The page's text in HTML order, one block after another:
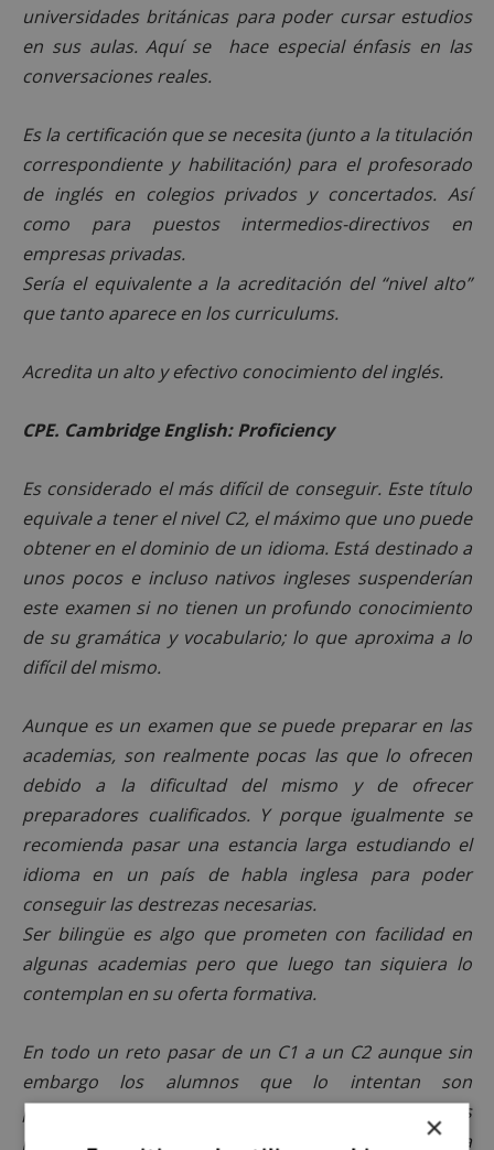
universidades británicas para poder cursar estudios
en sus aulas. Aquí se hace especial énfasis en las
conversaciones reales.
Es la certificación que se necesita (junto a la titulación
correspondiente y habilitación) para el profesorado
de inglés en colegios privados y concertados. Así
como para puestos intermedios-directivos en
empresas privadas.
Sería el equivalente a la acreditación del “nivel alto”
que tanto aparece en los curriculums.
Acredita un alto y efectivo conocimiento del inglés.
CPE. Cambridge English: Proficiency
Es considerado el más difícil de conseguir. Este título
equivale a tener el nivel C2, el máximo que uno puede
obtener en el dominio de un idioma. Está destinado a
unos pocos e incluso nativos ingleses suspenderían
este examen si no tienen un profundo conocimiento
de su gramática y vocabulario; lo que aproxima a lo
difícil del mismo.
Aunque es un examen que se puede preparar en las
academias, son realmente pocas las que lo ofrecen
debido a la dificultad del mismo y de ofrecer
preparadores cualificados. Y porque igualmente se
recomienda pasar una estancia larga estudiando el
idioma en un país de habla inglesa para poder
conseguir las destrezas necesarias.
Ser bilingüe es algo que prometen con facilidad en
algunas academias pero que luego tan siquiera lo
contemplan en su oferta formativa.
En todo un reto pasar de un C1 a un C2 aunque sin
embargo los alumnos que lo intentan son
plenamente conscientes de ello y realistas con los
plazos, hecho que quizás no ocurre en la misma
×